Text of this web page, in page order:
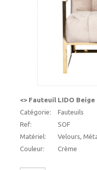
<> Fauteuil LIDO Beige
Catégorie:
Fauteuils
Ref:
SOF
Matériel:
Velours,
Couleur:
Crème